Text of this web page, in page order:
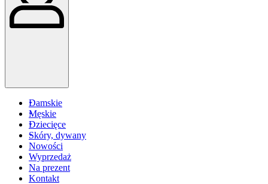
Damskie
Męskie
Dziecięce
Skóry, dywany
Nowości
Wyprzedaż
Na prezent
Kontakt